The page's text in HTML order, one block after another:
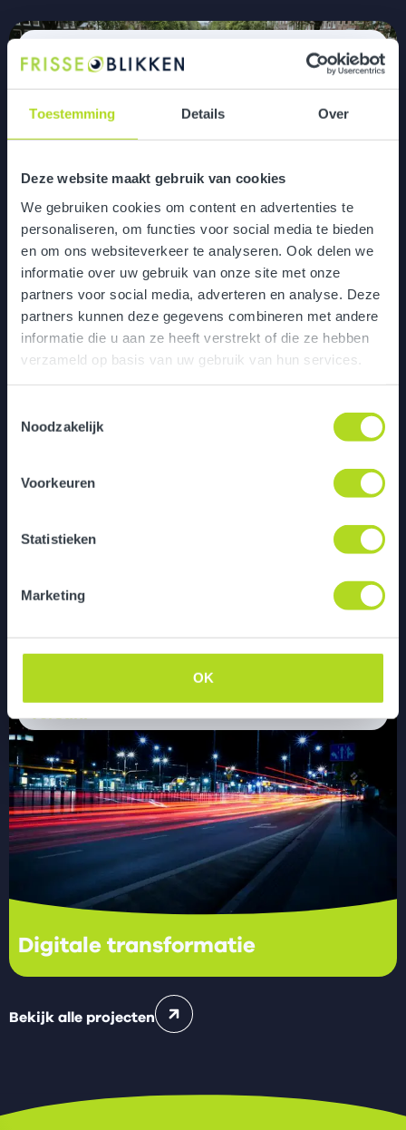
Toestemming Details Over
Deze website maakt gebruik van cookies
We gebruiken cookies om content en advertenties te
personaliseren, om functies voor social media te bieden
en om ons websiteverkeer te analyseren. Ook delen we
informatie over uw gebruik van onze site met onze
partners voor social media, adverteren en analyse. Deze
partners kunnen deze gegevens combineren met andere
informatie die u aan ze heeft verstrekt of die ze hebben
verzameld op basis van uw gebruik van hun services.
Noodzakelijk
Voorkeuren
Statistieken
Marketing
OK
Implementatie nieuw HR systeem
ABN AMRO
Versuni
Digitale transformatie
Bekijk alle projecten